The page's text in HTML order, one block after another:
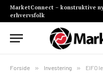
MarketConnect – konstruktive
erhvervsfolk
Forside » Investering » EIFO